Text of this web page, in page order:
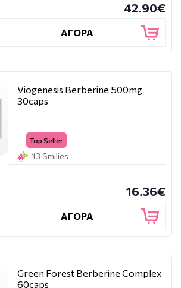
42.90€
ΑΓΟΡΑ
Viogenesis Berberine 500mg
30caps
Top Seller
13 Smilies
16.36€
ΑΓΟΡΑ
Green Forest Berberine Complex
60caps